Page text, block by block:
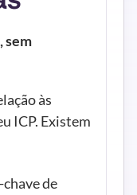
sem
às
ICP. Existem
de